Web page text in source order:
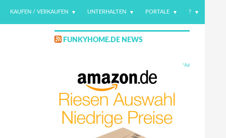
KAUFEN / VERKAUFEN UNTERHALTEN PORTALE ?
FUNKYHOME.DE NEWS
*Ad